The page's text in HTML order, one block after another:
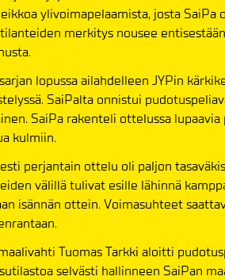
ylivoimapelaamista, josta
merkitys nousee
lopussa ailahdelleen JYPin
SaiPalta onnistui
SaiPa rakenteli ottelussa
kulmiin.
perjantain ottelu oli paljon
välillä tulivat esille lähinnä
isännän ottein. Voimasuhteet
Tuomas Tarkki aloitti
selvästi hallinneen SaiPan